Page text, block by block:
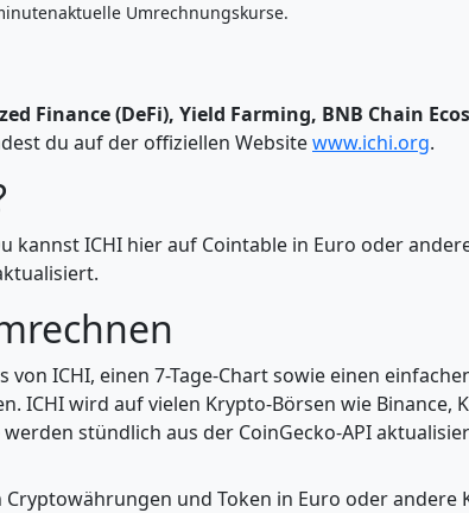
Umrechnungskurse.
Finance (DeFi), Yield Farming, BNB Chain
du auf der offiziellen Websitewww.ichi.org.
kannst ICHI hier auf Cointable in Euro oder
von ICHI, einen 7-Tage-Chart sowie einen
ICHI wird auf vielen Krypto-Börsen wie Binance,
stündlich aus der CoinGecko-API
und Token in Euro oder